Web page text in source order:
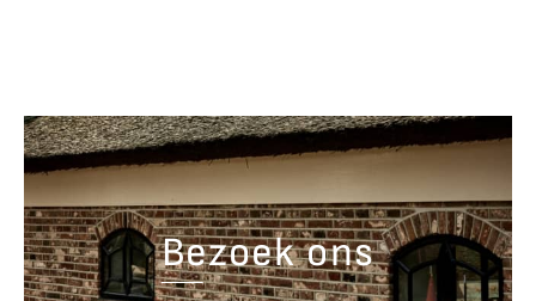
Bezoek ons